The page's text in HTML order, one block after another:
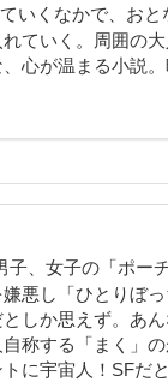
いくなかで、お
ていく。周囲の
心が温まる小説。
子、女子の「ポー
悪し「ひとりぼ
しか思えず。あ
称する「まく」
に宇宙人！SFだ